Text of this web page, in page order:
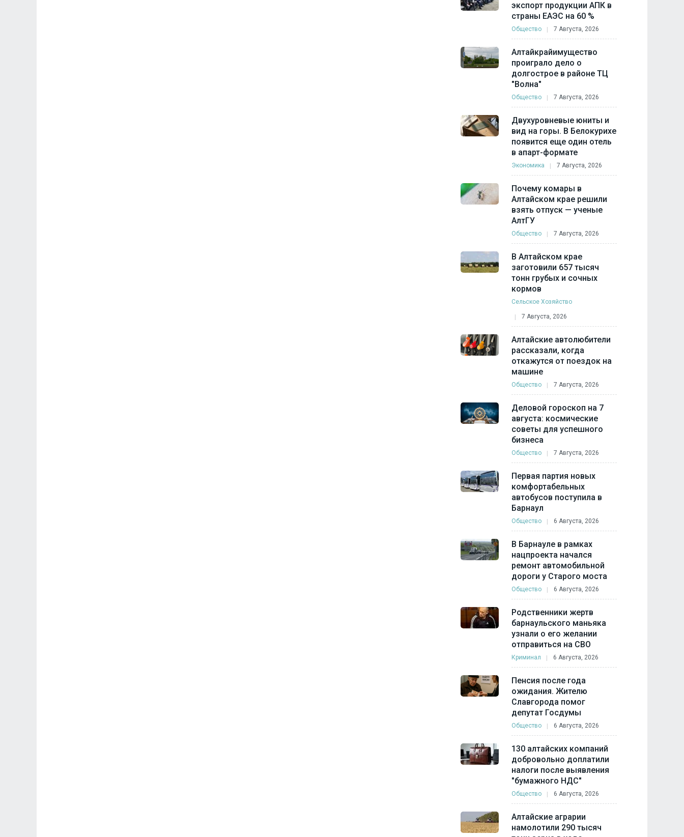
экспорт продукции АПК в
страны ЕАЭС на 60 %
Общество 7 Августа, 2026
Алтайкрайимущество
проиграло дело о
долгострое в районе ТЦ
"Волна"
Общество 7 Августа, 2026
Двухуровневые юниты и
вид на горы. В Белокурихе
появится еще один отель
в апарт-формате
Экономика 7 Августа, 2026
Почему комары в
Алтайском крае решили
взять отпуск — ученые
АлтГУ
Общество 7 Августа, 2026
В Алтайском крае
заготовили 657 тысяч
тонн грубых и сочных
кормов
Сельское Хозяйство
7 Августа, 2026
Алтайские автолюбители
рассказали, когда
откажутся от поездок на
машине
Общество 7 Августа, 2026
Деловой гороскоп на 7
августа: космические
советы для успешного
бизнеса
Общество 7 Августа, 2026
Первая партия новых
комфортабельных
автобусов поступила в
Барнаул
Общество 6 Августа, 2026
В Барнауле в рамках
нацпроекта начался
ремонт автомобильной
дороги у Старого моста
Общество 6 Августа, 2026
Родственники жертв
барнаульского маньяка
узнали о его желании
отправиться на СВО
Криминал 6 Августа, 2026
Пенсия после года
ожидания. Жителю
Славгорода помог
депутат Госдумы
Общество 6 Августа, 2026
130 алтайских компаний
добровольно доплатили
налоги после выявления
"бумажного НДС"
Общество 6 Августа, 2026
Алтайские аграрии
намолотили 290 тысяч